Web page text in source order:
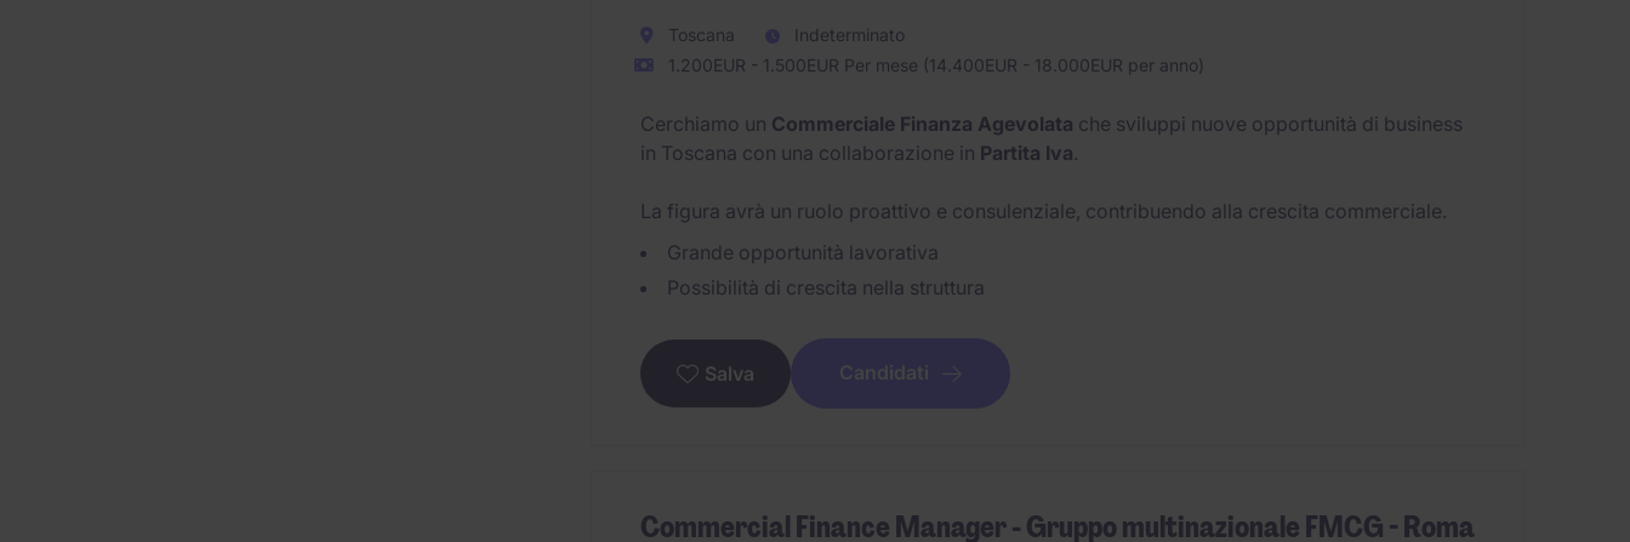
Toscana
Indeterminato
1.200EUR - 1.500EUR Per mese (14.400EUR - 18.000EUR per anno)
Cerchiamo un Commerciale Finanza Agevolata che sviluppi nuove opportunità di business
in Toscana con una collaborazione in Partita Iva.
La figura avrà un ruolo proattivo e consulenziale, contribuendo alla crescita commerciale.
Grande opportunità lavorativa
Possibilità di crescita nella struttura
Salva Candidati
Commercial Finance Manager - Gruppo multinazionale FMCG - Roma